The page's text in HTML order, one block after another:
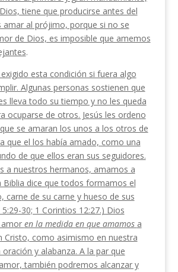
tiene que producirse antes del
amar al prójimo, porque si no se
de Dios, es imposible que amemos
.
esta condición si fuera algo
Algunas personas sostienen que
lleva todo su tiempo y no les queda
ocuparse de otros. Jesús les ordeno
se amaran los unos a los otros de
que el los había ama­do, como una
de que ellos eran sus seguidores.
a nuestros hermanos, amamos a
Biblia dice que todos formamos el
carne de su carne y hueso de sus
30; 1 Corintios 12:27.) Dios
en la medida en que amamos a
Cristo, como asimismo en nuestra
y alabanza. A la par que
también podremos al­canzar y